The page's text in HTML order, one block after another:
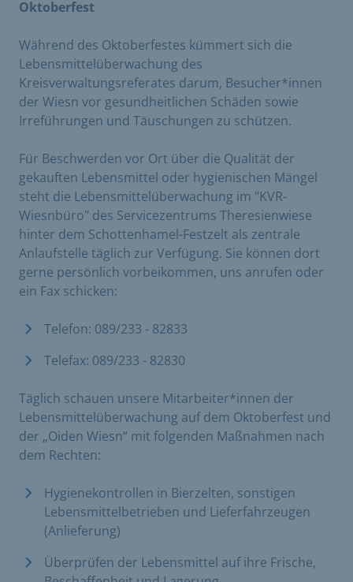
Oktoberfest
Während des Oktoberfestes kümmert sich die
Lebensmittelüberwachung des
Kreisverwaltungsreferates darum, Besucher*innen
der Wiesn vor gesundheitlichen Schäden sowie
Irreführungen und Täuschungen zu schützen.
Für Beschwerden vor Ort über die Qualität der
gekauften Lebensmittel oder hygienischen Mängel
steht die Lebensmittelüberwachung im "KVR-
Wiesnbüro" des Servicezentrums Theresienwiese
hinter dem Schottenhamel-Festzelt als zentrale
Anlaufstelle täglich zur Verfügung. Sie können dort
gerne persönlich vorbeikommen, uns anrufen oder
ein Fax schicken:
Telefon: 089/233 - 82833
Telefax: 089/233 - 82830
Täglich schauen unsere Mitarbeiter*innen der
Lebensmittelüberwachung auf dem Oktoberfest und
der „Oiden Wiesn“ mit folgenden Maßnahmen nach
dem Rechten:
Hygienekontrollen in Bierzelten, sonstigen
Lebensmittelbetrieben und Lieferfahrzeugen
(Anlieferung)
Überprüfen der Lebensmittel auf ihre Frische,